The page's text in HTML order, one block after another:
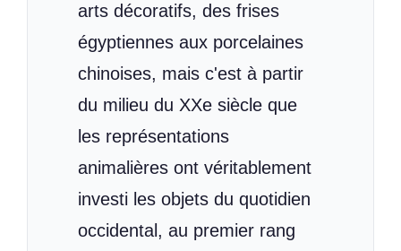
arts décoratifs, des frises
égyptiennes aux porcelaines
chinoises, mais c'est à partir
du milieu du XXe siècle que
les représentations
animalières ont véritablement
investi les objets du quotidien
occidental, au premier rang